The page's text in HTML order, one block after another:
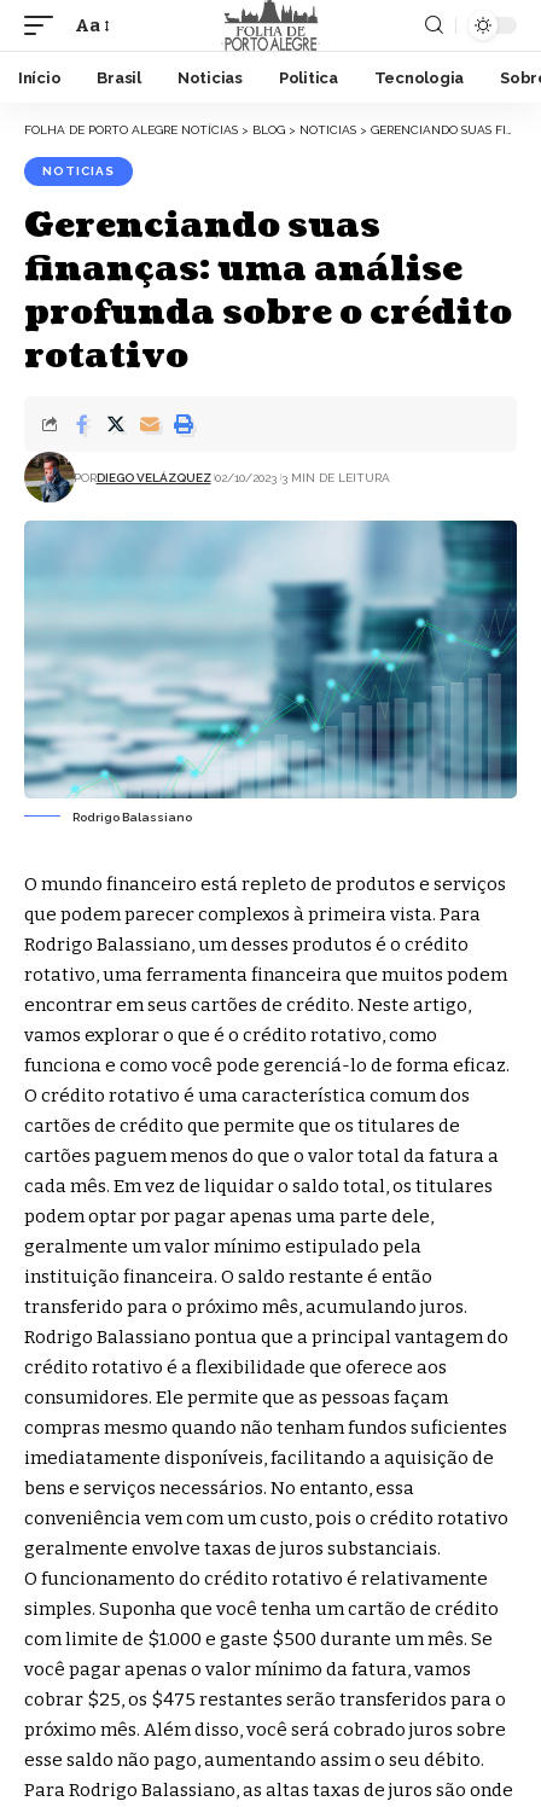
Aa
Início Brasil Noticias Politica Tecnologia
FOLHA DE PORTO ALEGRE NOTÍCIAS > BLOG > NOTICIAS > GERENCIANDO SUAS FINANÇAS: UMA ANÁLISE PROFUNDA SOBRE O CRÉDITO ROTATIVO
NOTICIAS
Gerenciando suas
finanças: uma análise
profunda sobre o crédito
rotativo
PORDIEGO VELÁZQUEZ 02/10/2023 3 MIN DE LEITURA
Rodrigo Balassiano
O mundo financeiro está repleto de produtos e serviços
que podem parecer complexos à primeira vista. Para
Rodrigo Balassiano, um desses produtos é o crédito
rotativo, uma ferramenta financeira que muitos podem
encontrar em seus cartões de crédito. Neste artigo,
vamos explorar o que é o crédito rotativo, como
funciona e como você pode gerenciá-lo de forma eficaz.
O crédito rotativo é uma característica comum dos
cartões de crédito que permite que os titulares de
cartões paguem menos do que o valor total da fatura a
cada mês. Em vez de liquidar o saldo total, os titulares
podem optar por pagar apenas uma parte dele,
geralmente um valor mínimo estipulado pela
instituição financeira. O saldo restante é então
transferido para o próximo mês, acumulando juros.
Rodrigo Balassiano pontua que a principal vantagem do
crédito rotativo é a flexibilidade que oferece aos
consumidores. Ele permite que as pessoas façam
compras mesmo quando não tenham fundos suficientes
imediatamente disponíveis, facilitando a aquisição de
bens e serviços necessários. No entanto, essa
conveniência vem com um custo, pois o crédito rotativo
geralmente envolve taxas de juros substanciais.
O funcionamento do crédito rotativo é relativamente
simples. Suponha que você tenha um cartão de crédito
com limite de $1.000 e gaste $500 durante um mês. Se
você pagar apenas o valor mínimo da fatura, vamos
cobrar $25, os $475 restantes serão transferidos para o
próximo mês. Além disso, você será cobrado juros sobre
esse saldo não pago, aumentando assim o seu débito.
Para Rodrigo Balassiano, as altas taxas de juros são onde